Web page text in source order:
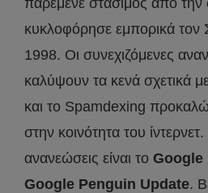
κυκλοφόρησε εμπορικά τον
1998. Οι συνεχιζόμενες
καλύψουν τα κενά σχετικά
και το Spamdexing
στην κοινότητα του
ανανεώσεις είναι το Google
Google Penguin Update.